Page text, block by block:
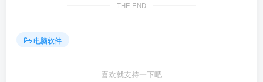
THE END
电脑软件
喜欢就支持一下吧